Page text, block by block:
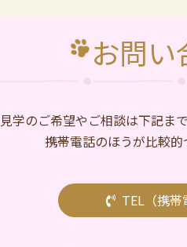
お問い
⾒学のご希望やご相談は下記ま
携帯電話のほうが比較的
TEL（携帯